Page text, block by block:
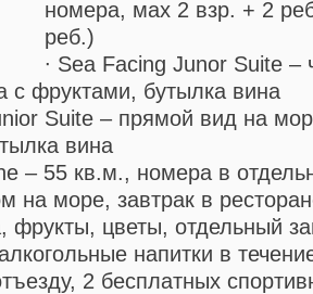
номера, мах 2 взр. + 2
реб.)
∙ Sea Facing Junor Suite –
с фруктами, бутылка вина
Suite – прямой вид на
вина
– 55 кв.м., номера в
на море, завтрак в
фрукты, цветы, отдельный
напитки в
2 бесплатных